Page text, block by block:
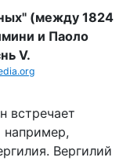
(между 1824
и Паоло
V.
встречает
например,
Вергилий